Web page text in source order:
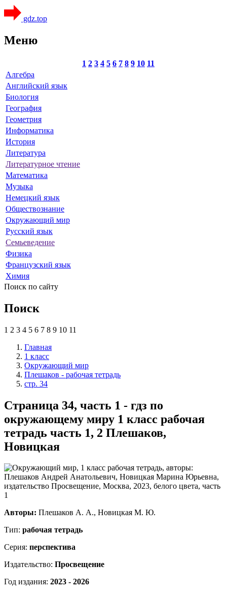
gdz.top
Меню
1 2 3 4 5 6 7 8 9 10 11
Алгебра
Английский язык
Биология
География
Геометрия
Информатика
История
Литература
Литературное чтение
Математика
Музыка
Немецкий язык
Обществознание
Окружающий мир
Русский язык
Семьеведение
Физика
Французский язык
Химия
Поиск по сайту
Поиск
1 2 3 4 5 6 7 8 9 10 11
Главная
1 класс
Окружающий мир
Плешаков - рабочая тетрадь
стр. 34
Страница 34, часть 1 - гдз по
окружающему миру 1 класс рабочая
тетрадь часть 1, 2 Плешаков,
Новицкая
Авторы: Плешаков А. А., Новицкая М. Ю.
Тип: рабочая тетрадь
Серия: перспектива
Издательство: Просвещение
Год издания: 2023 - 2026